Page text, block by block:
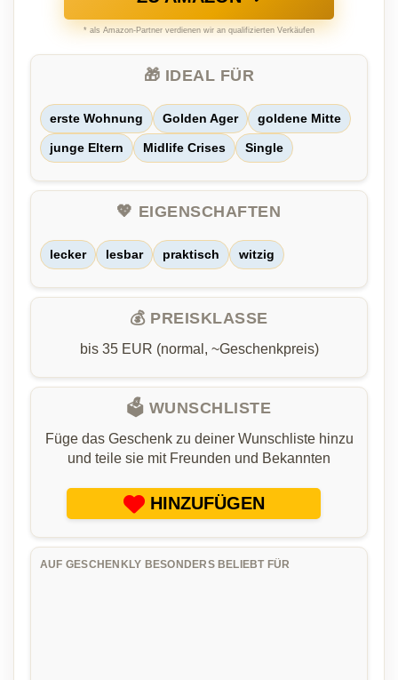
* als Amazon-Partner verdienen wir an qualifizierten Verkäufen
🎁 IDEAL FÜR
erste Wohnung Golden Ager goldene Mitte
junge Eltern Midlife Crises Single
💖 EIGENSCHAFTEN
lecker lesbar praktisch witzig
💰 PREISKLASSE
bis 35 EUR (normal, ~Geschenkpreis)
🗳️ WUNSCHLISTE
Füge das Geschenk zu deiner Wunschliste hinzu
und teile sie mit Freunden und Bekannten
HINZUFÜGEN
AUF GESCHENKLY BESONDERS BELIEBT FÜR